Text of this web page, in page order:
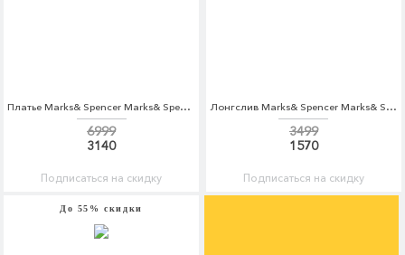
Платье Marks& Spencer Marks& Spencer MA178EWARAQ7
6999
3140
Подписаться на скидку
Лонгслив Marks& Spencer Marks& Spencer MA178EWAQYP2
3499
1570
Подписаться на скидку
До 55% скидки